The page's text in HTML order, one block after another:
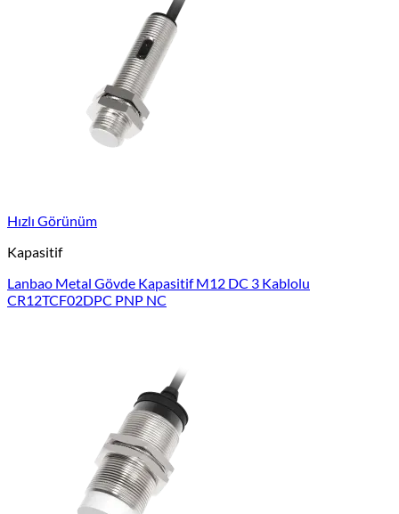
Hızlı Görünüm
Kapasitif
Lanbao Metal Gövde Kapasitif M12 DC 3 Kablolu
CR12TCF02DPC PNP NC